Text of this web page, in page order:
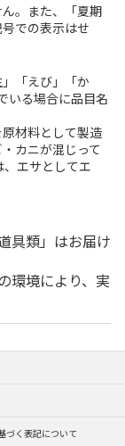
。また、「夏期
での表示はせ
「えび」「か
いる場合に品目名
材料として製造
カニが混じって
エサとしてエ
具類」はお届け
環境により、実
づく表記について